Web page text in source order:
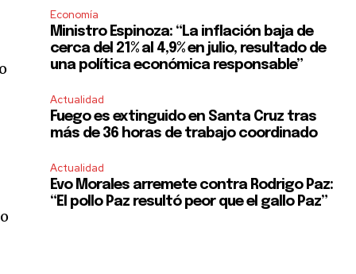
Economía
Ministro Espinoza: “La inflación baja de
cerca del 21% al 4,9% en julio, resultado de
una política económica responsable”
Actualidad
Fuego es extinguido en Santa Cruz tras
más de 36 horas de trabajo coordinado
Actualidad
Evo Morales arremete contra Rodrigo Paz:
“El pollo Paz resultó peor que el gallo Paz”